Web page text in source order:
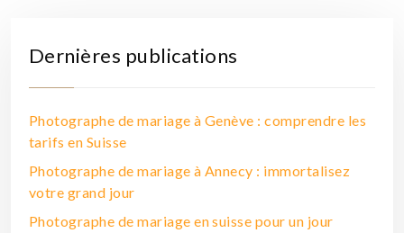
Dernières publications
Photographe de mariage à Genève : comprendre les
tarifs en Suisse
Photographe de mariage à Annecy : immortalisez
votre grand jour
Photographe de mariage en suisse pour un jour